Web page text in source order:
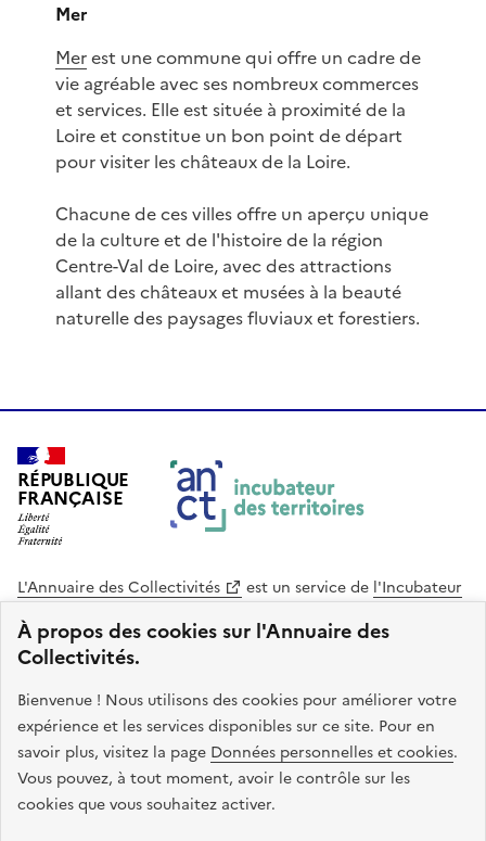
À propos des cookies sur l'Annuaire des
Collectivités.
Bienvenue ! Nous utilisons des cookies pour améliorer votre
expérience et les services disponibles sur ce site. Pour en
savoir plus, visitez la page Données personnelles et cookies.
Vous pouvez, à tout moment, avoir le contrôle sur les
cookies que vous souhaitez activer.
Mer
Merest une commune qui offre un cadre de
vie agréable avec ses nombreux commerces
et services. Elle est située à proximité de la
Loire et constitue un bon point de départ
pour visiter les châteaux de la Loire.
Chacune de ces villes offre un aperçu unique
de la culture et de l'histoire de la région
Centre-Val de Loire, avec des attractions
allant des châteaux et musées à la beauté
naturelle des paysages fluviaux et forestiers.
RÉPUBLIQUE
FRANÇAISE
L'Annuaire des Collectivités est un service de l'Incubateur
des Territoires
Cohésion des Territoires
. Le code source de ce site web
est disponible en licence libre. Le design de ce site est conçu
avec le système de design de l’État.
legifrance.gouv.fr
info.gouv.fr
service-public.gouv.fr
data.gouv.fr